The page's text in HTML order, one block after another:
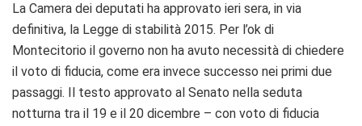
La Camera dei deputati ha approvato ieri sera, in via
definitiva, la Legge di stabilità 2015. Per l’ok di
Montecitorio il governo non ha avuto necessità di chiedere
il voto di fiducia, come era invece successo nei primi due
passaggi. Il testo approvato al Senato nella seduta
notturna tra il 19 e il 20 dicembre – con voto di fiducia